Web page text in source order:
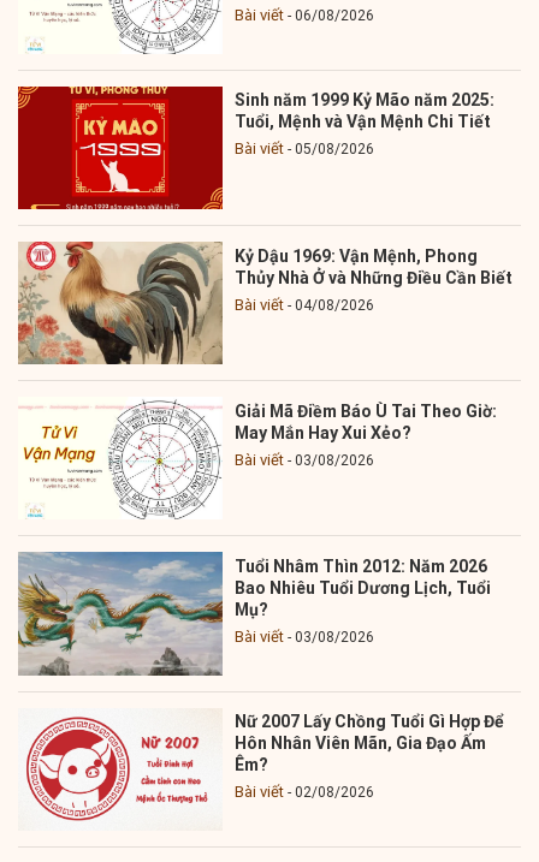
Bài viết 06/08/2026
Sinh năm 1999 Kỷ Mão năm 2025:
Tuổi, Mệnh và Vận Mệnh Chi Tiết
Bài viết 05/08/2026
Kỷ Dậu 1969: Vận Mệnh, Phong
Thủy Nhà Ở và Những Điều Cần Biết
Bài viết 04/08/2026
Giải Mã Điềm Báo Ù Tai Theo Giờ:
May Mắn Hay Xui Xẻo?
Bài viết 03/08/2026
Tuổi Nhâm Thìn 2012: Năm 2026
Bao Nhiêu Tuổi Dương Lịch, Tuổi
Mụ?
Bài viết 03/08/2026
Nữ 2007 Lấy Chồng Tuổi Gì Hợp Để
Hôn Nhân Viên Mãn, Gia Đạo Ấm
Êm?
Bài viết 02/08/2026